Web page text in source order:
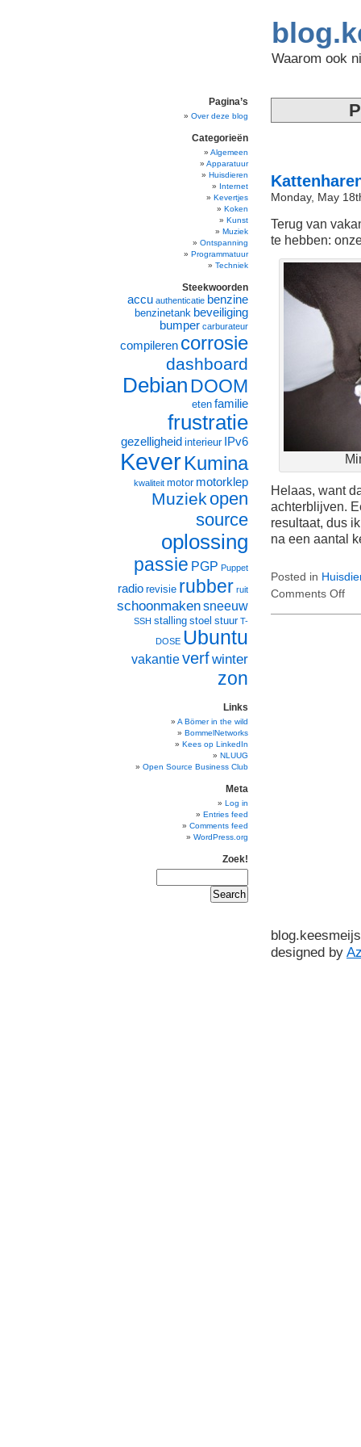
Waarom ook
Monday, May
Terug van
te hebben:
Helaas, want
achterblijven.
resultaat, dus
na een aantal
Posted in
Comments Offon
Pagina’s
Over deze blog
Categorieën
Algemeen
Apparatuur
Huisdieren
Internet
Kevertjes
Koken
Kunst
Muziek
Ontspanning
Programmatuur
Techniek
Steekwoorden
accu authenticatie benzine
benzinetank beveiliging
bumper carburateur
compileren corrosie
dashboard
DebianDOOM
eten familie
frustratie
gezelligheid interieur IPv6
KeverKumina
kwaliteit motor motorklep
Muziek open
source
oplossing
passie PGP Puppet
radio revisie rubber ruit
schoonmakensneeuw
SSH stalling stoel stuur T-
DOSE Ubuntu
vakantieverfwinter
zon
Links
A Bömer in the wild
BommelNetworks
Kees op LinkedIn
NLUUG
Open Source Business Club
Meta
Log in
Entries feed
Comments feed
WordPress.org
Zoek!
designed by